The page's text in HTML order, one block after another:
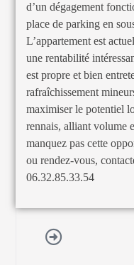
d’un dégagement
place de parking en
L’appartement est
une rentabilité
est propre et bien
rafraîchissement
maximiser le potentiel
rennais, alliant volume
manquez pas cette
ou rendez-vous,
06.32.85.33.54